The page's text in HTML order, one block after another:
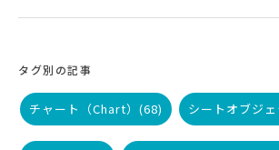
タグ別の記事
チャート（Chart） (68) シートオブジェ